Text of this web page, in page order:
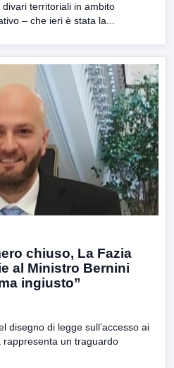
territoriali in ambito
– che ieri è stata la...
chiuso, La Fazia
al Ministro Bernini
ingiusto”
disegno di legge sull’accesso ai
un traguardo